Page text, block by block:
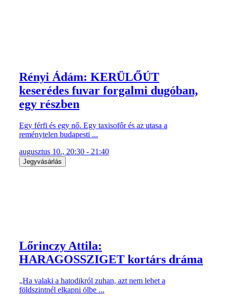
Rényi Ádám: KERÜLŐÚT
keserédes fuvar forgalmi dugóban,
egy részben
Egy férfi és egy nő. Egy taxisofőr és az utasa a
reménytelen budapesti ...
augusztus 10., 20:30 - 21:40
Jegyvásárlás
Lőrinczy Attila:
HARAGOSSZIGET kortárs dráma
„Ha valaki a hatodikról zuhan, azt nem lehet a
földszintnél elkapni ölbe ...